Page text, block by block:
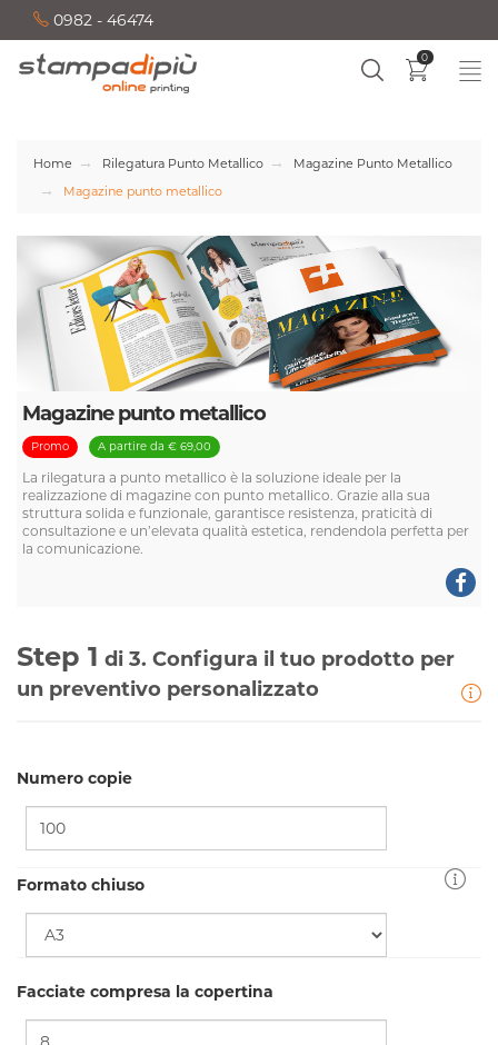
0982 - 46474
0
Home Rilegatura Punto Metallico
Magazine Punto Metallico
Magazine punto metallico
Magazine punto metallico
Promo A partire da € 69,00
La rilegatura a punto metallico è la soluzione ideale per la
realizzazione di magazine con punto metallico. Grazie alla sua
struttura solida e funzionale, garantisce resistenza, praticità di
consultazione e un’elevata qualità estetica, rendendola perfetta per
la comunicazione.
Step 1 di 3. Configura il tuo prodotto per
un preventivo personalizzato
Numero copie
Formato chiuso
Facciate compresa la copertina